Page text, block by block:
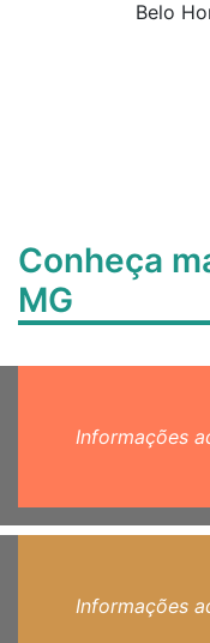
Belo
Conheça
MG
Informações
Informações